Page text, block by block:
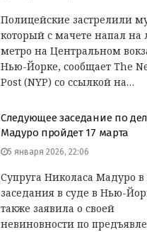
Полицейские застрелили
который с мачете напал на
метро на Центральном
Нью-Йорке, сообщает The
Post (NYP) со ссылкой на…
Следующее заседание по
Мадуро пройдет 17 марта
5 января 2026, 22:06
Супруга Николаса Мадуро в
заседания в суде в Нью-
также заявила о своей
невиновности по